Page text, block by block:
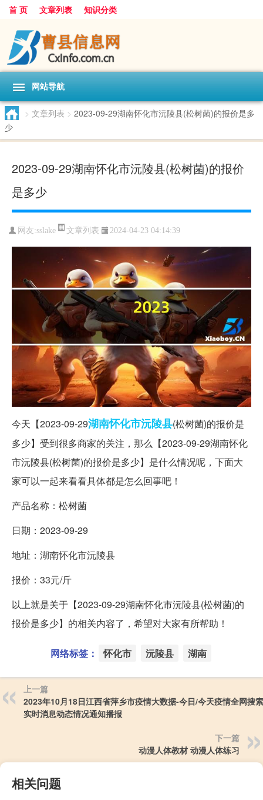
首 页 文章列表 知识分类
网站导航
> 文章列表 > 2023-09-29湖南怀化市沅陵县(松树菌)的报价是多
少
2023-09-29湖南怀化市沅陵县(松树菌)的报价
是多少
网友:sslake 文章列表 2024-04-23 04:14:39
今天【2023-09-29湖南怀化市沅陵县(松树菌)的报价是
多少】受到很多商家的关注，那么【2023-09-29湖南怀化
市沅陵县(松树菌)的报价是多少】是什么情况呢，下面大
家可以一起来看看具体都是怎么回事吧！
产品名称：松树菌
日期：2023-09-29
地址：湖南怀化市沅陵县
报价：33元/斤
以上就是关于【2023-09-29湖南怀化市沅陵县(松树菌)的
报价是多少】的相关内容了，希望对大家有所帮助！
网络标签： 怀化市 沅陵县 湖南
上一篇
2023年10月18日江西省萍乡市疫情大数据-今日/今天疫情全网搜
实时消息动态情况通知播报
下一篇
动漫人体教材 动漫人体练习
相关问题